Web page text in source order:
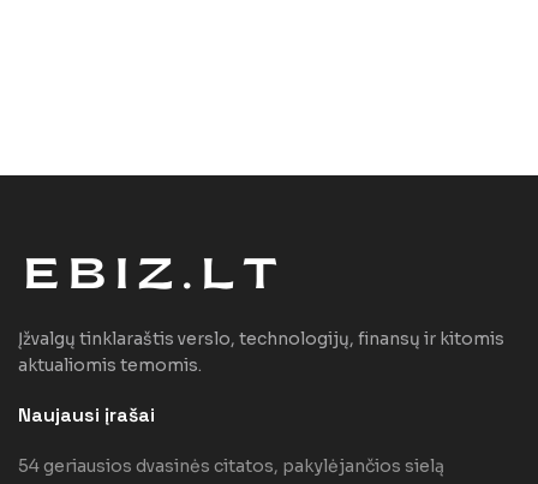
Įžvalgų tinklaraštis verslo, technologijų, finansų ir kitomis
aktualiomis temomis.
Naujausi įrašai
54 geriausios dvasinės citatos, pakylėjančios sielą